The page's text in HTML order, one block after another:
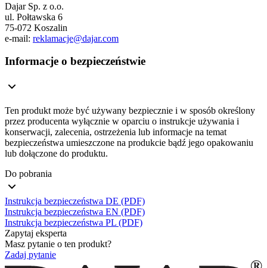
Dajar Sp. z o.o.
ul. Połtawska 6
75-072 Koszalin
e-mail: reklamacje@dajar.com
Informacje o bezpieczeństwie
Ten produkt może być używany bezpiecznie i w sposób określony
przez producenta wyłącznie w oparciu o instrukcje używania i
konserwacji, zalecenia, ostrzeżenia lub informacje na temat
bezpieczeństwa umieszczone na produkcie bądź jego opakowaniu
lub dołączone do produktu.
Do pobrania
Instrukcja bezpieczeństwa DE (PDF)
Instrukcja bezpieczeństwa EN (PDF)
Instrukcja bezpieczeństwa PL (PDF)
Zapytaj eksperta
Masz pytanie o ten produkt?
Zadaj pytanie